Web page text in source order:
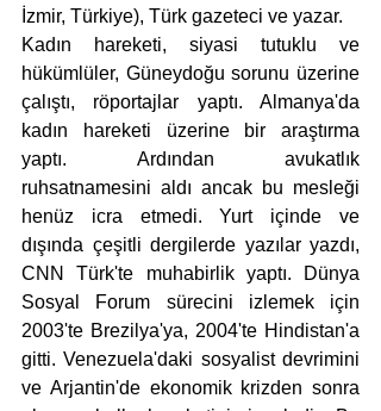
İzmir, Türkiye), Türk gazeteci ve yazar.
Kadın hareketi, siyasi tutuklu ve
hükümlüler, Güneydoğu sorunu üzerine
çalıştı, röportajlar yaptı. Almanya'da
kadın hareketi üzerine bir araştırma
yaptı. Ardından avukatlık
ruhsatnamesini aldı ancak bu mesleği
henüz icra etmedi. Yurt içinde ve
dışında çeşitli dergilerde yazılar yazdı,
CNN Türk'te muhabirlik yaptı. Dünya
Sosyal Forum sürecini izlemek için
2003'te Brezilya'ya, 2004'te Hindistan'a
gitti. Venezuela'daki sosyalist devrimini
ve Arjantin'de ekonomik krizden sonra